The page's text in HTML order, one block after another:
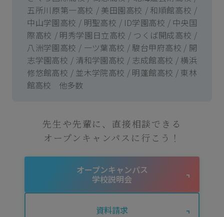
五所川原第一高校 / 美田園高校 / 和順館高校 /
中山学園高校 / 明聖高校 / ID学園高校 / 中央国
際高校 / 明秀学園日立高校 / つくば開成高校 /
八洲学園高校 / 一ツ葉高校 / 駿台甲府高校 / 開
志学園高校 / 清和学園高校 / 志成館高校 / 横浜
修悠館高校 / 並木学院高校 / 明蓬館高校 / 東林
館高校 他多数
先生や先輩に、直接相談できる
オープンキャンパスに行こう！
オープンキャンパス
学校説明会
資料請求